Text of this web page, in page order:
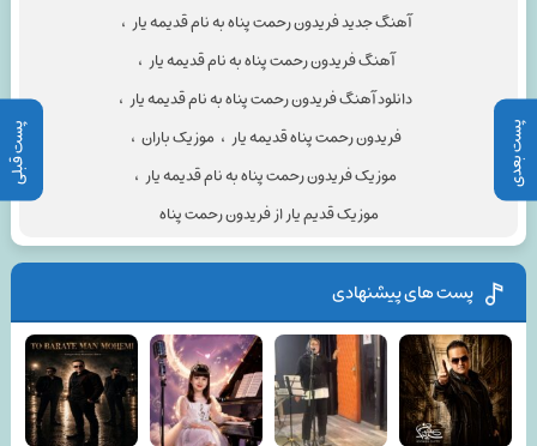
پست بعدی پست قبلی
آهنگ جدید فریدون رحمت پناه به نام قدیمه یار ،
آهنگ فریدون رحمت پناه به نام قدیمه یار ،
دانلود آهنگ فریدون رحمت پناه به نام قدیمه یار ،
فریدون رحمت پناه قدیمه یار ، موزیک باران ،
موزیک فریدون رحمت پناه به نام قدیمه یار ،
موزیک قدیم یار از فریدون رحمت پناه
پست های پیشنهادی